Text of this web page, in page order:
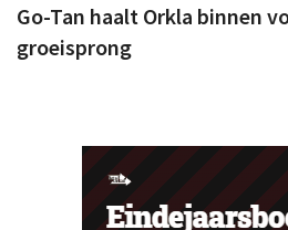
Go-Tan haalt Orkla binnen
groeisprong